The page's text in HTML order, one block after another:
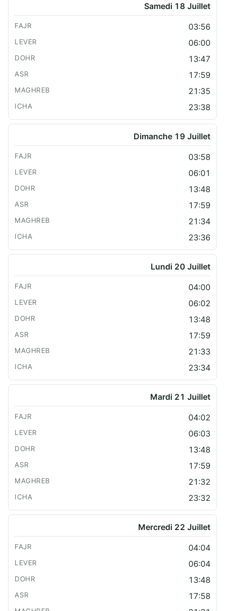
Samedi 18 Juillet
03:56
06:00
13:47
17:59
21:35
23:38
Dimanche 19 Juillet
03:58
06:01
13:48
17:59
21:34
23:36
Lundi 20 Juillet
04:00
06:02
13:48
17:59
21:33
23:34
Mardi 21 Juillet
04:02
06:03
13:48
17:59
21:32
23:32
Mercredi 22 Juillet
04:04
06:04
13:48
17:58